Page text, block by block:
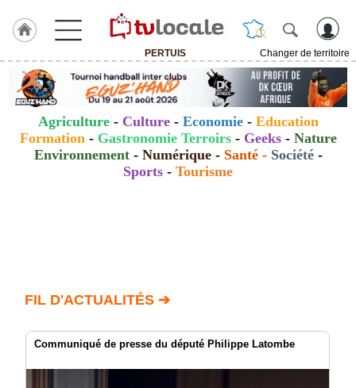
PERTUIS
Changer de territoire
J'adhère
Hulcoq
ACCUEIL
PERTUIS
Agenda
Agriculture- Culture - Economie- Education
Formation - Gastronomie Terroirs- Geeks- Nature
Environnement- Numérique- Santé- Société-
Sports - Tourisme
FIL D'ACTUALITÉS ➔
Communiqué de presse du député Philippe Latombe